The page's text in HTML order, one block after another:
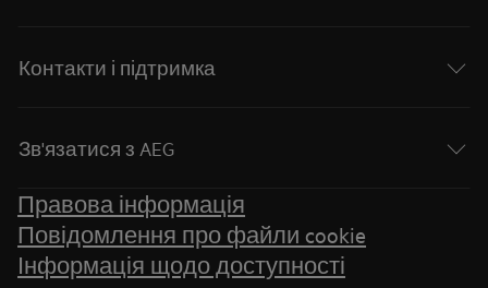
Контакти і підтримка
Зв'язатися з AEG
Правова інформація
Повідомлення про файли cookie
Інформація щодо доступності